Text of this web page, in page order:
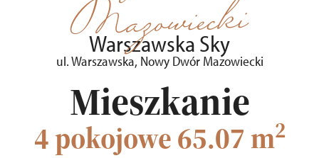
Mazowiecki
Warszawska Sky
ul. Warszawska, Nowy Dwór Mazowiecki
Mieszkanie
4 pokojowe65.07 m2